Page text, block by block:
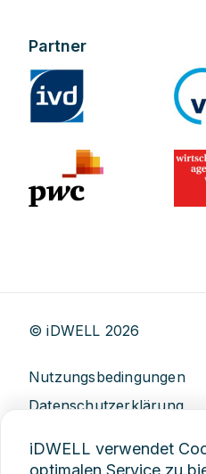
Partner
© iDWELL 2026
Nutzungsbedingungen
Datenschutzerklärung
Impressum
iDWELL verwendet
optimalen Service zu